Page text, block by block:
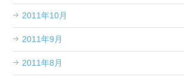
2011年10月
2011年9月
2011年8月